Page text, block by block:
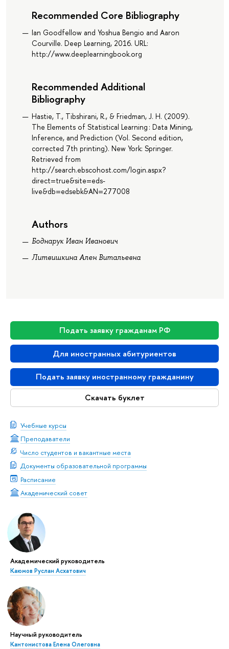
Подать заявку гражданам РФ
Для иностранных абитуриентов
Подать заявку иностранному гражданину
Скачать буклет
Учебные курсы
Преподаватели
Число студентов и вакантные места
Документы образовательной программы
Расписание
Академический совет
Академический руководитель
Каюмов Руслан Асхатович
Научный руководитель
Кантонистова Елена Олеговна
Recommended Core Bibliography
Ian Goodfellow and Yoshua Bengio and Aaron
Courville. Deep Learning, 2016. URL:
http://www.deeplearningbook.org
Recommended Additional
Bibliography
Hastie, T., Tibshirani, R., & Friedman, J. H. (2009).
The Elements of Statistical Learning : Data Mining,
Inference, and Prediction (Vol. Second edition,
corrected 7th printing). New York: Springer.
Retrieved from
http://search.ebscohost.com/login.aspx?
direct=true&site=eds-
live&db=edsebk&AN=277008
Authors
Боднарук Иван Иванович
Литвишкина Ален Витальевна